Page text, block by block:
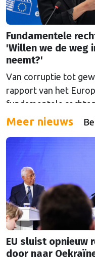
Fundamentele
'Willen we de weg
neemt?'
Van corruptie tot
rapport van het
fundamentele
druk komen te staan.
op.
Meer nieuws
EU sluist opnieuw
door naar